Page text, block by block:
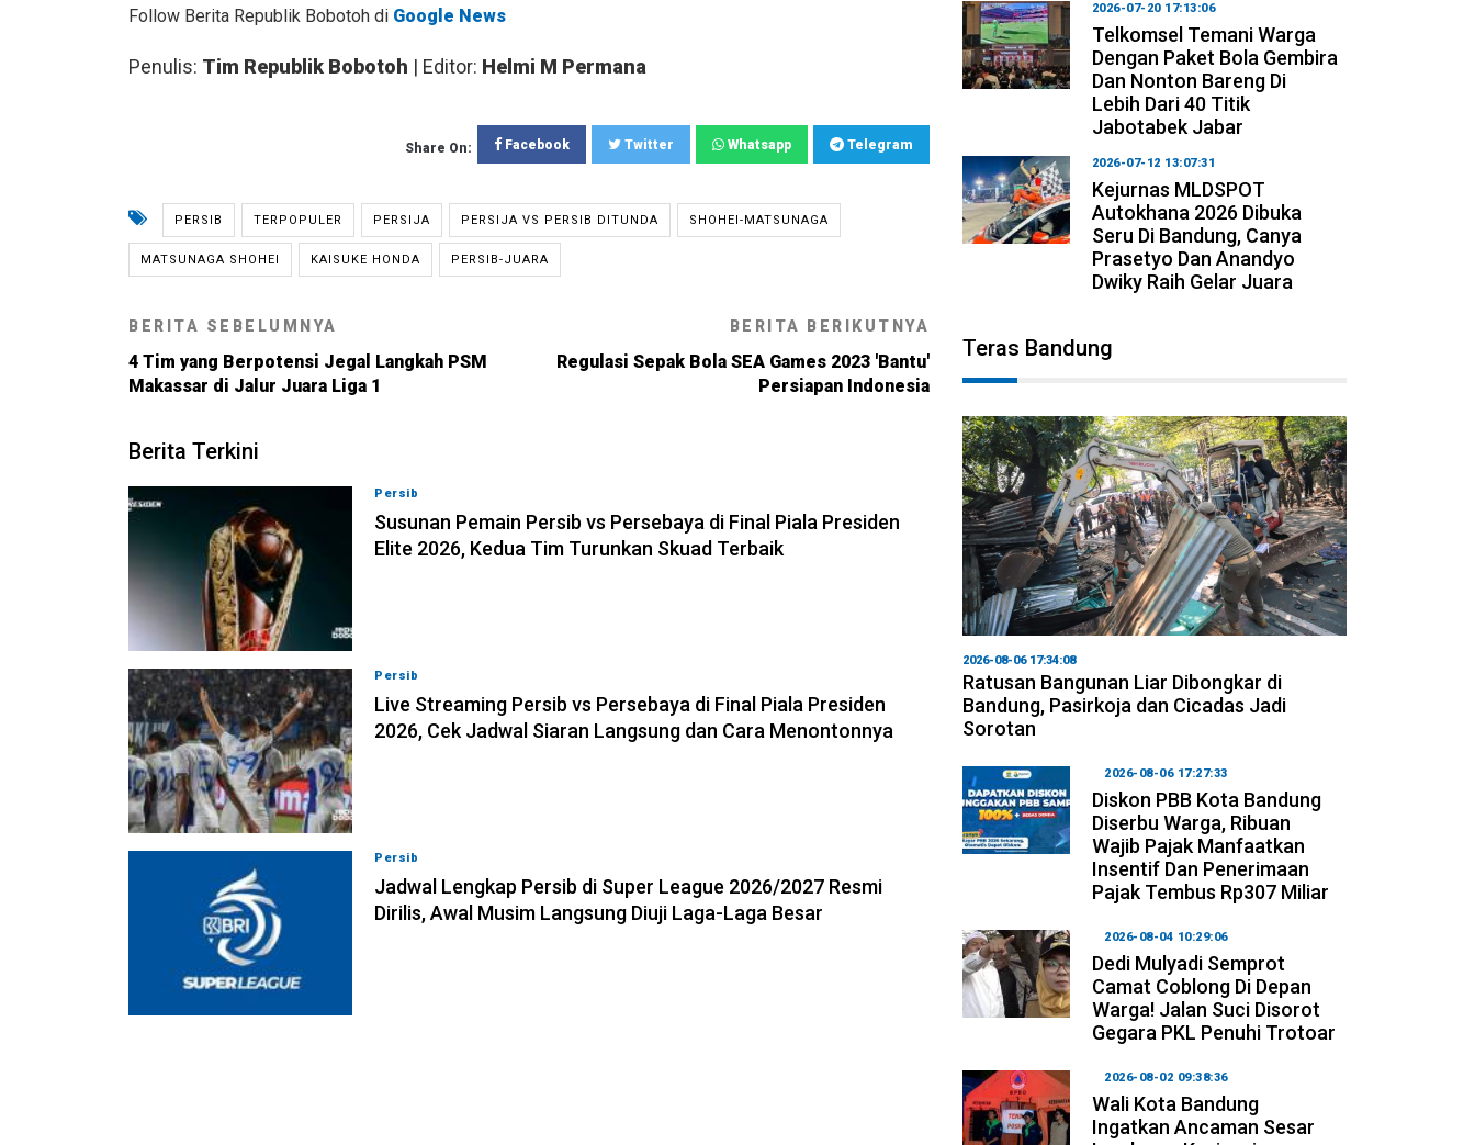
Follow Berita Republik Bobotoh di Google News
Penulis: Tim Republik Bobotoh | Editor: Helmi M Permana
Share On: Facebook Twitter Whatsapp Telegram
PERSIB TERPOPULER PERSIJA PERSIJA VS PERSIB DITUNDA SHOHEI-MATSUNAGA
MATSUNAGA SHOHEI KAISUKE HONDA PERSIB-JUARA
BERITA SEBELUMNYA
4 Tim yang Berpotensi Jegal Langkah PSM
Makassar di Jalur Juara Liga 1
BERITA BERIKUTNYA
Regulasi Sepak Bola SEA Games 2023 'Bantu'
Persiapan Indonesia
Berita Terkini
Persib
Susunan Pemain Persib vs Persebaya di Final Piala Presiden
Elite 2026, Kedua Tim Turunkan Skuad Terbaik
Persib
Live Streaming Persib vs Persebaya di Final Piala Presiden
2026, Cek Jadwal Siaran Langsung dan Cara Menontonnya
Persib
Jadwal Lengkap Persib di Super League 2026/2027 Resmi
Dirilis, Awal Musim Langsung Diuji Laga-Laga Besar
2026-07-20 17:13:06
Telkomsel Temani Warga
Dengan Paket Bola Gembira
Dan Nonton Bareng Di
Lebih Dari 40 Titik
Jabotabek Jabar
2026-07-12 13:07:31
Kejurnas MLDSPOT
Autokhana 2026 Dibuka
Seru Di Bandung, Canya
Prasetyo Dan Anandyo
Dwiky Raih Gelar Juara
Teras Bandung
2026-08-06 17:34:08
Ratusan Bangunan Liar Dibongkar di
Bandung, Pasirkoja dan Cicadas Jadi
Sorotan
2026-08-06 17:27:33
Diskon PBB Kota Bandung
Diserbu Warga, Ribuan
Wajib Pajak Manfaatkan
Insentif Dan Penerimaan
Pajak Tembus Rp307 Miliar
2026-08-04 10:29:06
Dedi Mulyadi Semprot
Camat Coblong Di Depan
Warga! Jalan Suci Disorot
Gegara PKL Penuhi Trotoar
2026-08-02 09:38:36
Wali Kota Bandung
Ingatkan Ancaman Sesar